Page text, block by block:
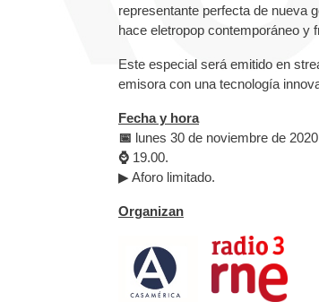
representante perfecta de nueva
hace eletropop contemporáneo y
Este especial será emitido en
emisora con una tecnología
Fecha y hora
📅 lunes 30 de noviembre de
⌚ 19.00.
▶ Aforo limitado.
Organizan